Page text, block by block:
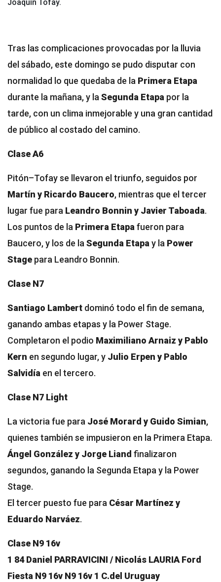
Joaquín Tofay.
Tras las complicaciones provocadas por la lluvia
del sábado, este domingo se pudo disputar con
normalidad lo que quedaba de la Primera Etapa
durante la mañana, y la Segunda Etapa por la
tarde, con un clima inmejorable y una gran cantidad
de público al costado del camino.
Clase A6
Pitón–Tofay se llevaron el triunfo, seguidos por
Martín y Ricardo Baucero, mientras que el tercer
lugar fue para Leandro Bonnin y Javier Taboada.
Los puntos de la Primera Etapa fueron para
Baucero, y los de la Segunda Etapa y la Power
Stage para Leandro Bonnin.
Clase N7
Santiago Lambert dominó todo el fin de semana,
ganando ambas etapas y la Power Stage.
Completaron el podio Maximiliano Arnaiz y Pablo
Kern en segundo lugar, y Julio Erpen y Pablo
Salvidía en el tercero.
Clase N7 Light
La victoria fue para José Morard y Guido Simian,
quienes también se impusieron en la Primera Etapa.
Ángel González y Jorge Liand finalizaron
segundos, ganando la Segunda Etapa y la Power
Stage.
El tercer puesto fue para César Martínez y
Eduardo Narváez.
Clase N9 16v
1 84 Daniel PARRAVICINI / Nicolás LAURIA Ford
Fiesta N9 16v N9 16v 1 C.del Uruguay